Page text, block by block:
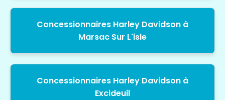
Concessionnaires Harley Davidson à
Marsac Sur L'isle
Concessionnaires Harley Davidson à
Excideuil